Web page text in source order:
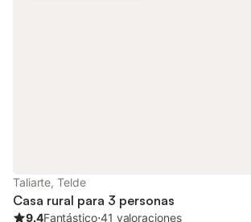
Taliarte, Telde
Casa rural para 3 personas
9.4Fantástico⋅41 valoraciones